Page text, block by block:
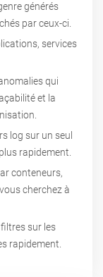
générés
par ceux-ci.
services
qui
et la
log sur un seul
rapidement.
conteneurs,
cherchez à
sur les
rapidement.